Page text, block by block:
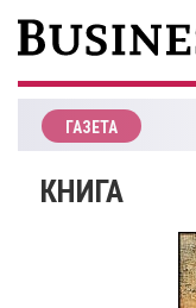
ГАЗЕТА
КНИГА